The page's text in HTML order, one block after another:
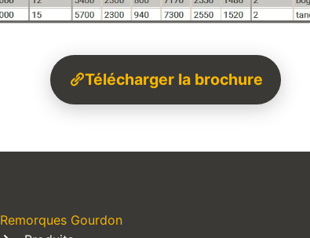
Télécharger la brochure
Remorques Gourdon